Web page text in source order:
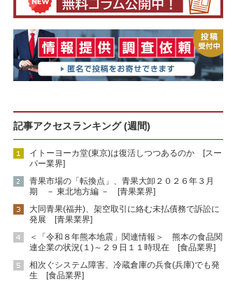
記事アクセスランキング (週間)
イトーヨーカ堂(東京)は復活しつつあるのか [スー
パー業界]
青果市場の「転換点」、青果大卸２０２６年３月
期 － 東北地方編 － [青果業界]
大同青果(福井)、架空取引に絡む未払債務で訴訟に
発展 [青果業界]
＜「令和８年熊本地震」関連情報＞ 熊本の食品関
連企業の状況(１)～２９日１１時現在 [食品業界]
相次ぐシステム障害、冷蔵倉庫の兵食(兵庫)でも発
生 [食品業界]